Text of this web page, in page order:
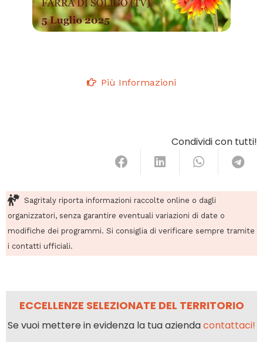
Più Informazioni
Condividi con tutti!
Sagritaly riporta informazioni raccolte online o dagli
organizzatori, senza garantire eventuali variazioni di date o
modifiche dei programmi. Si consiglia di verificare sempre tramite
i contatti ufficiali.
ECCELLENZE SELEZIONATE DEL TERRITORIO
Se vuoi mettere in evidenza la tua aziendacontattaci!